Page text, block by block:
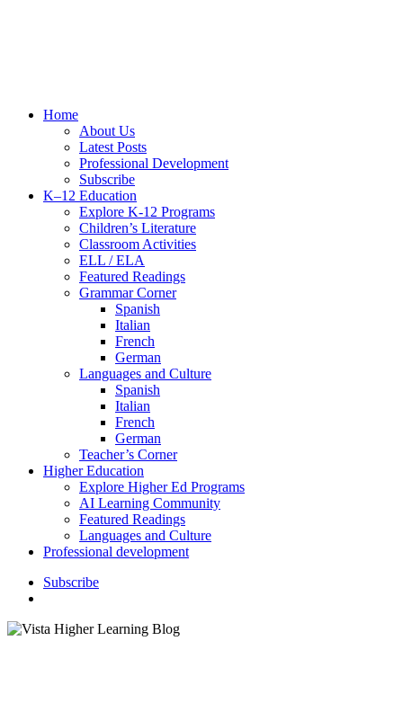
search
Menu
Home
About Us
Latest Posts
Professional Development
Subscribe
K–12 Education
Explore K-12 Programs
Children’s Literature
Classroom Activities
ELL / ELA
Featured Readings
Grammar Corner
Spanish
Italian
French
German
Languages and Culture
Spanish
Italian
French
German
Teacher’s Corner
Higher Education
Explore Higher Ed Programs
AI Learning Community
Featured Readings
Languages and Culture
Professional development
Subscribe